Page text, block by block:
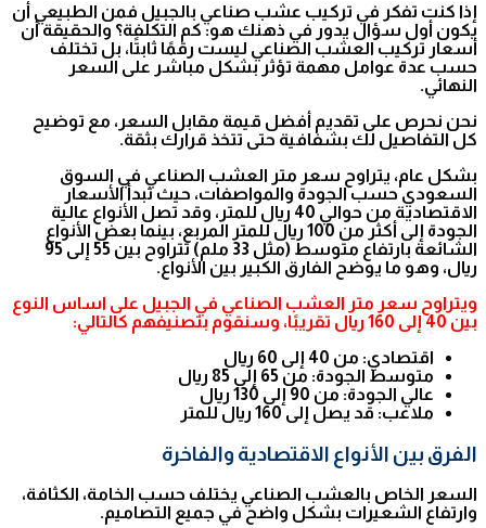
إذا كنت تفكر في تركيب عشب صناعي بالجبيل فمن الطبيعي أن
يكون أول سؤال يدور في ذهنك هو: كم التكلفة؟ والحقيقة أن
أسعار تركيب العشب الصناعي ليست رقمًا ثابتًا، بل تختلف
حسب عدة عوامل مهمة تؤثر بشكل مباشر على السعر
النهائي.
نحن نحرص على تقديم أفضل قيمة مقابل السعر، مع توضيح
كل التفاصيل لك بشفافية حتى تتخذ قرارك بثقة.
بشكل عام، يتراوح سعر متر العشب الصناعي في السوق
السعودي حسب الجودة والمواصفات، حيث تبدأ الأسعار
الاقتصادية من حوالي 40 ريال للمتر، وقد تصل الأنواع عالية
الجودة إلى أكثر من 100 ريال للمتر المربع، بينما بعض الأنواع
الشائعة بارتفاع متوسط (مثل 33 ملم) تتراوح بين 55 إلى 95
ريال، وهو ما يوضح الفارق الكبير بين الأنواع.
ويتراوح سعر متر العشب الصناعي في الجبيل على اساس النوع
بين 40 إلى 160 ريال تقريبًا، وسنقوم بتصنيفهم كالتالي:
اقتصادي: من 40 إلى 60 ريال
متوسط الجودة: من 65 إلى 85 ريال
عالي الجودة: من 90 إلى 130 ريال
ملاعب: قد يصل إلى 160 ريال للمتر
الفرق بين الأنواع الاقتصادية والفاخرة
السعر الخاص بالعشب الصناعي يختلف حسب الخامة، الكثافة،
وارتفاع الشعيرات بشكل واضح في جميع التصاميم.